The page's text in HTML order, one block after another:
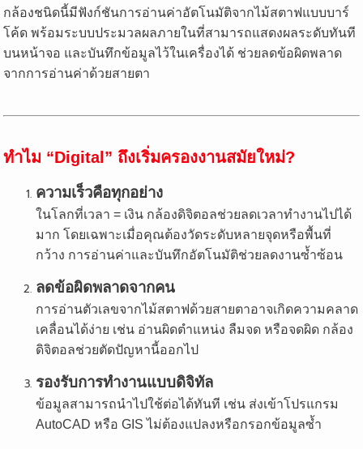
กล้องชนิดนี้มีฟังก์ชันการอ่านค่าอัตโนมัติจากไม้สตาฟแบบบาร์
โค้ด พร้อมระบบประมวลผลภายในที่สามารถแสดงผลระดับทันที
บนหน้าจอ และบันทึกข้อมูลไว้ในเครื่องได้ ช่วยลดข้อผิดพลาด
จากการอ่านค่าด้วยสายตา
ทำไม “Digital” ถึงเริ่มครองงานสมัยใหม่?
ความเร็วคือทุกอย่าง
ในโลกที่เวลา = เงิน กล้องดิจิตอลช่วยลดเวลาทำงานไปได้
มาก โดยเฉพาะเมื่อคุณต้องวัดระดับหลายจุดหรือพื้นที่
กว้าง การอ่านค่าและบันทึกอัตโนมัติช่วยลดงานซ้ำซ้อน
ลดข้อผิดพลาดจากคน
การอ่านตัวเลขจากไม้สตาฟด้วยสายตาอาจเกิดความคลาด
เคลื่อนได้ง่าย เช่น อ่านผิดตำแหน่ง ลืมจด หรือจดผิด กล้อง
ดิจิตอลช่วยตัดปัญหานี้ออกไป
รองรับการทำงานแบบดิจิทัล
ข้อมูลสามารถนำไปใช้ต่อได้ทันที เช่น ส่งเข้าโปรแกรม
AutoCAD หรือ GIS ไม่ต้องแปลงหรือกรอกข้อมูลซ้ำ